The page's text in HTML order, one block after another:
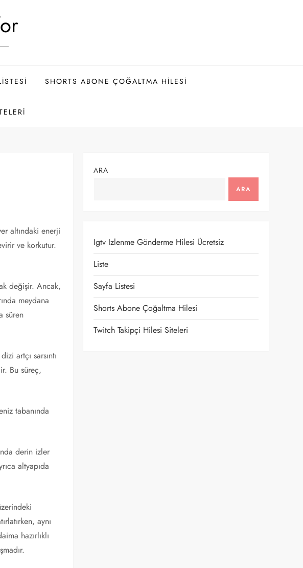
SHORTS ABONE ÇOĞALTMA HILESI
altındaki enerji
ve korkutur.
değişir. Ancak,
meydana
süren
artçı sarsıntı
Bu süreç,
tabanında
derin izler
altyapıda
aynı
hazırlıklı
ARA
ARA
Igtv Izlenme Gönderme Hilesi Ücretsiz
Liste
Sayfa Listesi
Shorts Abone Çoğaltma Hilesi
Twitch Takipçi Hilesi Siteleri